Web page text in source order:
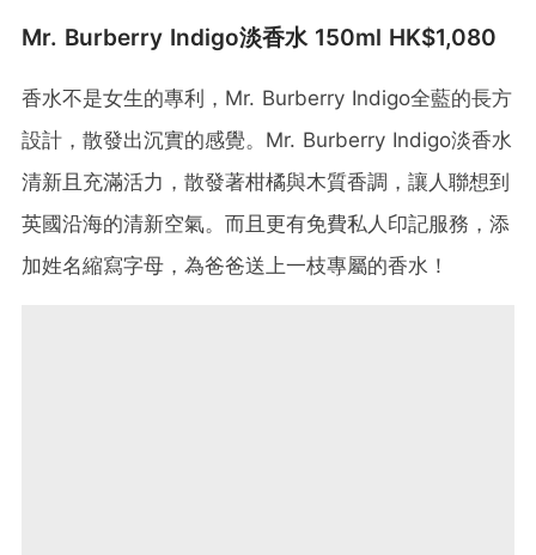
Mr. Burberry Indigo淡香水 150ml HK$1,080
香水不是女生的專利，Mr. Burberry Indigo全藍的長方
設計，散發出沉實的感覺。Mr. Burberry Indigo淡香水
清新且充滿活力，散發著柑橘與木質香調，讓人聯想到
英國沿海的清新空氣。而且更有免費私人印記服務，添
加姓名縮寫字母，為爸爸送上一枝專屬的香水！